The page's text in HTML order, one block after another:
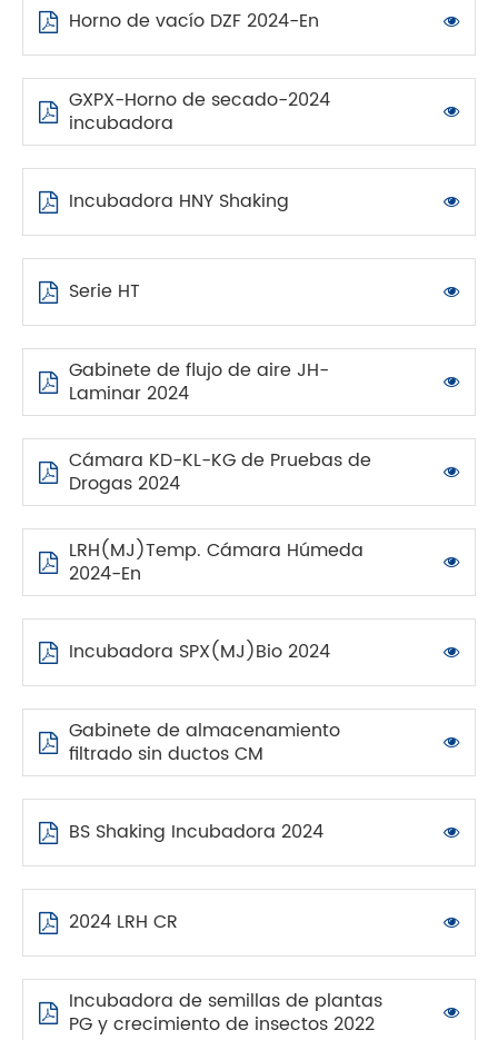
Horno de vacío DZF 2024-En
GXPX-Horno de secado-2024
incubadora
Incubadora HNY Shaking
Serie HT
Gabinete de flujo de aire JH-
Laminar 2024
Cámara KD-KL-KG de Pruebas de
Drogas 2024
LRH(MJ)Temp. Cámara Húmeda
2024-En
Incubadora SPX(MJ)Bio 2024
Gabinete de almacenamiento
filtrado sin ductos CM
BS Shaking Incubadora 2024
2024 LRH CR
Incubadora de semillas de plantas
PG y crecimiento de insectos 2022